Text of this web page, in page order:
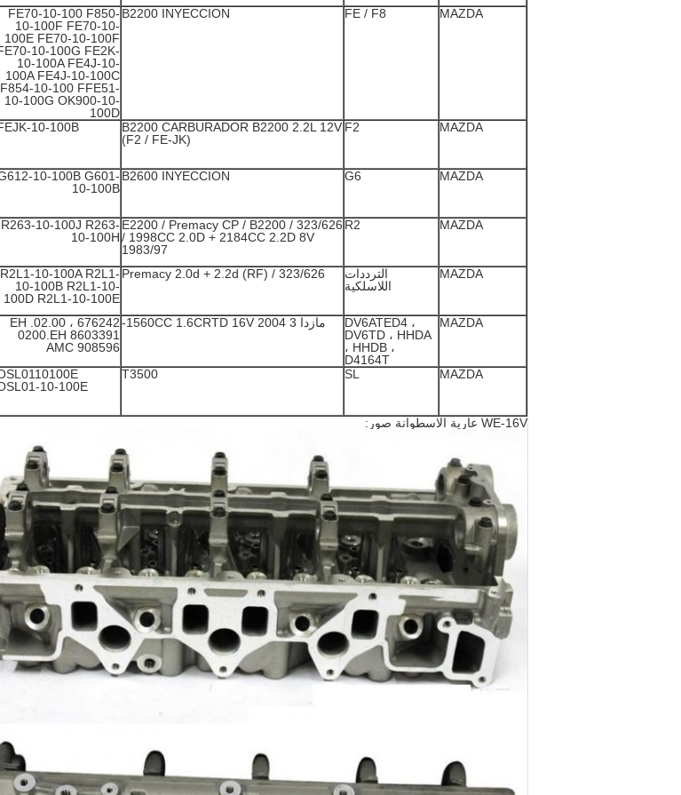
MAZDA
FE / F8
B2200 INYECCION
FE70-10-100 F850-
10-100F FE70-10-
100E FE70-10-100F
10-100G FE2K-
10-100A FE4J-10-
100A FE4J-10-100C
F854-10-100 FFE51-
10-100G OK900-10-
100D
MAZDA
F2
B2200 CARBURADOR B2200 2.2L 12V
(F2 / FE-JK)
10-100B
MAZDA
G6
B2600 INYECCION
10-100B G601-
10-100B
MAZDA
R2
323/626 / E2200 / Premacy CP / B2200
/ 1998CC 2.0D + 2184CC 2.2D 8V
1983/97
R263-10-100J R263-
10-100H
MAZDA
الترددات
اللاسلكية
323/626 / Premacy 2.0d + 2.2d (RF)
R2L1-10-100A R2L1-
10-100B R2L1-10-
100D R2L1-10-100E
MAZDA
DV6ATED4 ،
DV6TD ، HHDA
، HHDB ،
D4164T
مازدا 3 1560CC 1.6CRTD 16V 2004-
676242 ، 02.00. EH
0200.EH 8603391
AMC 908596
MAZDA
SL
T3500
10-100E
WE-16V عارية الاسطوانة صور: